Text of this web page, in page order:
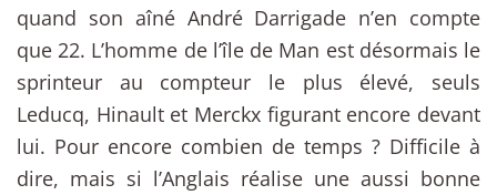
quand son aîné André Darrigade n’en compte
que 22. L’homme de l’île de Man est désormais le
sprinteur au compteur le plus élevé, seuls
Leducq, Hinault et Merckx figurant encore devant
lui. Pour encore combien de temps ? Difficile à
dire, mais si l’Anglais réalise une aussi bonne